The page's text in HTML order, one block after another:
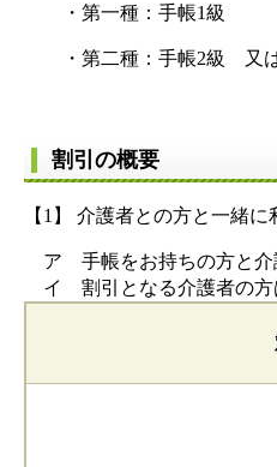
・第一種：手帳1級
・第二種：手帳2級 又
割引の概要
【1】 介護者との方と一緒
ア 手帳をお持ちの方と介
イ 割引となる介護者の方